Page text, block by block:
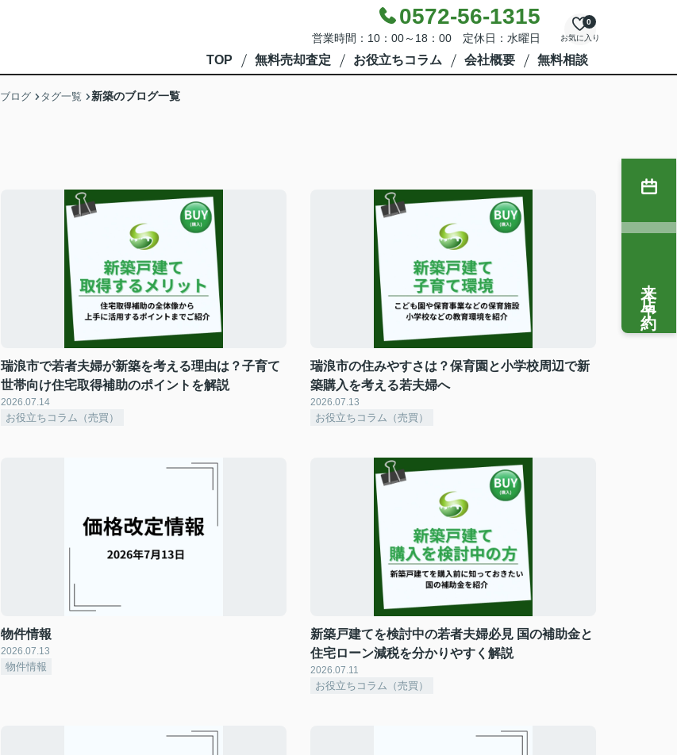
0572-56-1315
営業時間：10：00～18：00 定休日：水曜日 お気に入り
0
TOP 無料売却査定 お役立ちコラム 会社概要 無料相談
ブログ タグ一覧 新築のブログ一覧
瑞浪市で若者夫婦が新築を考える理由は？子育て
世帯向け住宅取得補助のポイントを解説
2026.07.14
お役立ちコラム（売買）
瑞浪市の住みやすさは？保育園と小学校周辺で新
築購入を考える若夫婦へ
2026.07.13
お役立ちコラム（売買）
物件情報
2026.07.13
物件情報
新築戸建てを検討中の若者夫婦必見 国の補助金と
住宅ローン減税を分かりやすく解説
2026.07.11
お役立ちコラム（売買）
来店予約